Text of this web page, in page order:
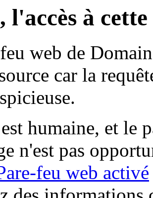
l'accès à
web de
car la
humaine, et le
n'est pas
feu web activé